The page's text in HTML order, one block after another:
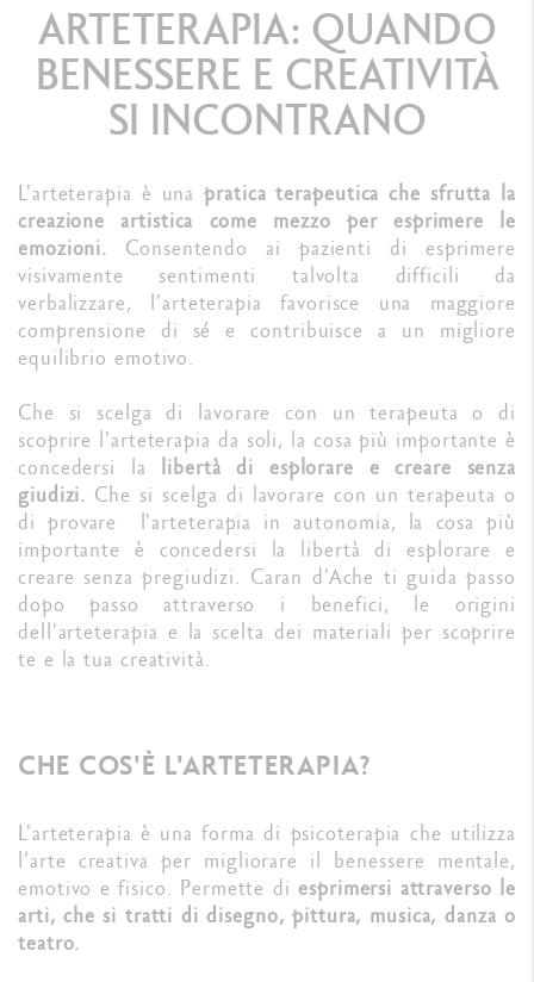
ARTETERAPIA: QUANDO
BENESSERE E CREATIVITÀ
SI INCONTRANO
L'arteterapia è unapratica terapeutica che sfrutta la
creazione artistica come mezzo per esprimere le
emozioni. Consentendo ai pazienti di esprimere
visivamente sentimenti talvolta difficili da
verbalizzare, l'arteterapia favorisce una maggiore
comprensione di sé e contribuisce a un migliore
equilibrio emotivo.
Che si scelga di lavorare con un terapeuta o di
scoprire l'arteterapia da soli, la cosa più importante è
concedersi la libertà di esplorare e creare senza
giudizi. Che si scelga di lavorare con un terapeuta o
di provare l'arteterapia in autonomia, la cosa più
importante è concedersi la libertà di esplorare e
creare senza pregiudizi. Caran d'Ache ti guida passo
dopo passo attraverso i benefici, le origini
dell'arteterapia e la scelta dei materiali per scoprire
te e la tua creatività.
CHE COS'È L'ARTETERAPIA?
L'arteterapia è una forma di psicoterapia che utilizza
l’arte creativa per migliorare il benessere mentale,
emotivo e fisico. Permette diesprimersi attraverso le
arti, che si tratti di disegno, pittura, musica, danza o
teatro.